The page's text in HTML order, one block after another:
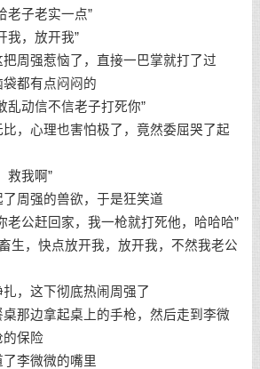
老子老实一点”
我，放开我”
周强惹恼了，直接一巴掌就打了过
都有点闷闷的
乱动信不信老子打死你”
，心理也害怕极了，竟然委屈哭了起
救我啊”
周强的兽欲，于是狂笑道
老公赶回家，我一枪就打死他，哈哈哈”
生，快点放开我，放开我，不然我老公
，这下彻底热闹周强了
那边拿起桌上的手枪，然后走到李微
的保险
李微微的嘴里